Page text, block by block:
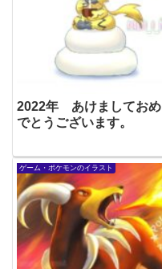
2022年 あけましておめ
でとうございます。
ゲーム・ポケモンのイラスト